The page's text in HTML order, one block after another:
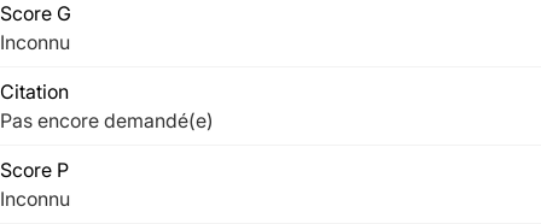
Score G
Inconnu
Citation
Pas encore demandé(e)
Score P
Inconnu